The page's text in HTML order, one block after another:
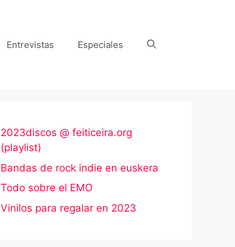
Entrevistas Especiales
2023discos @ feiticeira.org
(playlist)
Bandas de rock indie en euskera
Todo sobre el EMO
Vinilos para regalar en 2023